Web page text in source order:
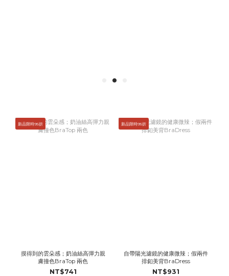
新品限時95折
摸得到的雲朵感；奶油絲高彈力親
膚撞色BraTop 兩色
NT$741
新品限時95折
自帶陽光濾鏡的健康微辣；假兩件
排釦美背BraDress
NT$931